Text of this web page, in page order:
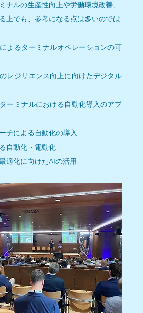
ナルの生産性向上や労働環境改善、
上でも、参考になる点は多いのでは
よるターミナルオペレーションの可
レジリエンス向上に向けたデジタル
ーミナルにおける自動化導入のアプ
チによる自動化の導入
自動化・電動化
適化に向けたAIの活用